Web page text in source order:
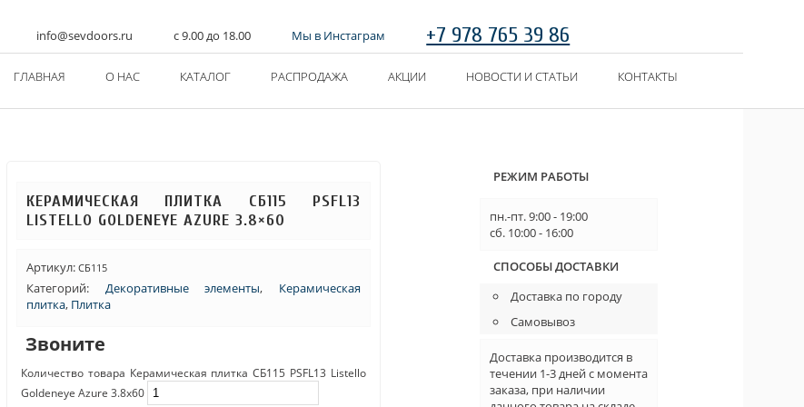
info@sevdoors.ru c 9.00 до 18.00 Мы в Инстаграм +7 978 765 39 86
ГЛАВНАЯ О НАС КАТАЛОГ РАСПРОДАЖА АКЦИИ НОВОСТИ И СТАТЬИ КОНТАКТЫ
КЕРАМИЧЕСКАЯ ПЛИТКА СБ115 PSFL13
LISTELLO GOLDENEYE AZURE 3.8×60
Артикул: СБ115
Категорий: Декоративные элементы, Керамическая
плитка, Плитка
Звоните
Количество товара Керамическая плитка СБ115 PSFL13 Listello
Goldeneye Azure 3.8x60
РЕЖИМ РАБОТЫ
пн.-пт. 9:00 - 19:00
сб. 10:00 - 16:00
СПОСОБЫ ДОСТАВКИ
Доставка по городу
Самовывоз
Доставка производится в
течении 1-3 дней с момента
заказа, при наличии